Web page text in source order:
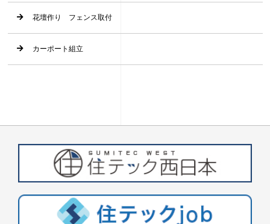
花壇作り フェンス取付
カーポート組立